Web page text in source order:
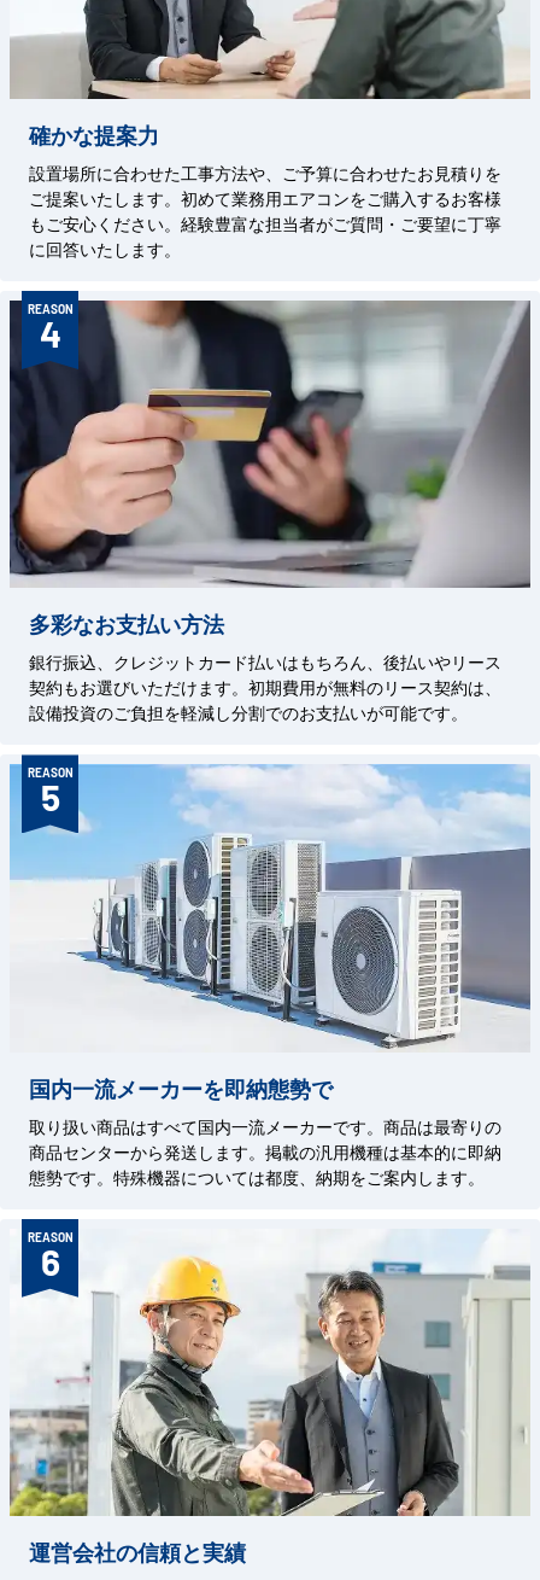
確かな提案力
設置場所に合わせた工事方法や、ご予算に合わせたお見積りを
ご提案いたします。初めて業務用エアコンをご購入するお客様
もご安心ください。経験豊富な担当者がご質問・ご要望に丁寧
に回答いたします。
REASON
4
多彩なお支払い方法
銀行振込、クレジットカード払いはもちろん、後払いやリース
契約もお選びいただけます。初期費用が無料のリース契約は、
設備投資のご負担を軽減し分割でのお支払いが可能です。
REASON
5
国内一流メーカーを即納態勢で
取り扱い商品はすべて国内一流メーカーです。商品は最寄りの
商品センターから発送します。掲載の汎用機種は基本的に即納
態勢です。特殊機器については都度、納期をご案内します。
REASON
6
運営会社の信頼と実績